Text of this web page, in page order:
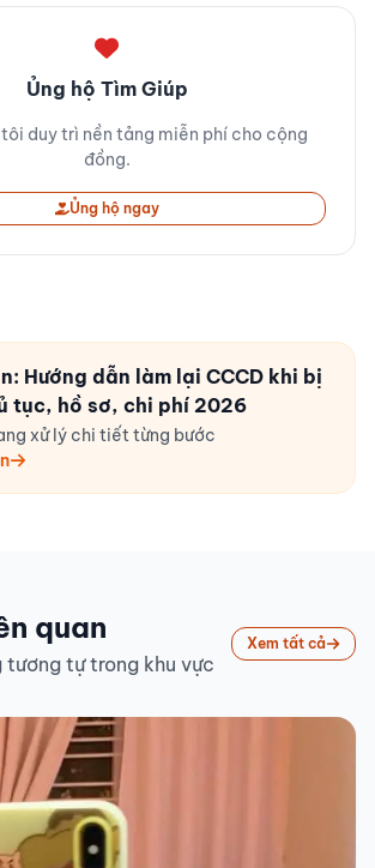
Ủng hộ Tìm Giúp
duy trì nền tảng miễn phí cho cộng
đồng.
Ủng hộ ngay
Hướng dẫn làm lại CCCD khi bị
tục, hồ sơ, chi phí 2026
xử lý chi tiết từng bước
quan
tương tự trong khu vực
Xem tất cả